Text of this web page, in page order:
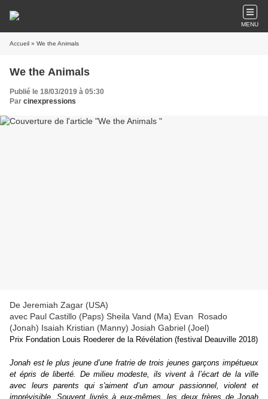
MENU
Accueil » We the Animals
We the Animals
Publié le 18/03/2019 à 05:30
Par cinexpressions
De Jeremiah Zagar (USA)
avec Paul Castillo (Paps) Sheila Vand (Ma) Evan Rosado
(Jonah) Isaiah Kristian (Manny) Josiah Gabriel (Joel)
Prix Fondation Louis Roederer de la Révélation (festival Deauville 2018)
Jonah est le plus jeune d’une fratrie de trois jeunes garçons impétueux
et épris de liberté. De milieu modeste, ils vivent à l’écart de la ville
avec leurs parents qui s'aiment d’un amour passionnel, violent et
imprévisible. Souvent livrés à eux-mêmes, les deux frères de Jonah